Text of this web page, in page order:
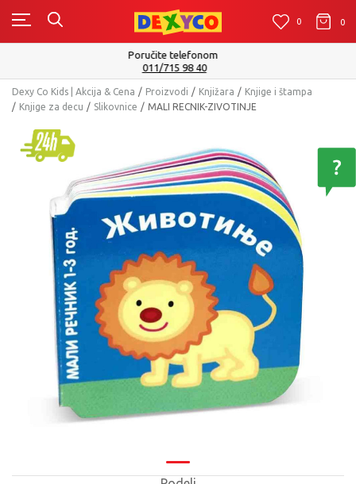
0 0 0
Isporuku možete očekivati u roku od 2 do 4 radna dana!
Pogledaj više
Dexy Co Kids | Akcija & Cena Proizvodi Knjižara
Knjige i štampa
Knjige za decu
Slikovnice MALI RECNIK-ZIVOTINJE